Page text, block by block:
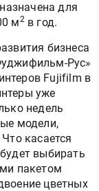
для
м2в год.
бизнеса
Рус»
Fujifilm в
уже
недель
модели,
касается
выбирать
пакетом
цветных